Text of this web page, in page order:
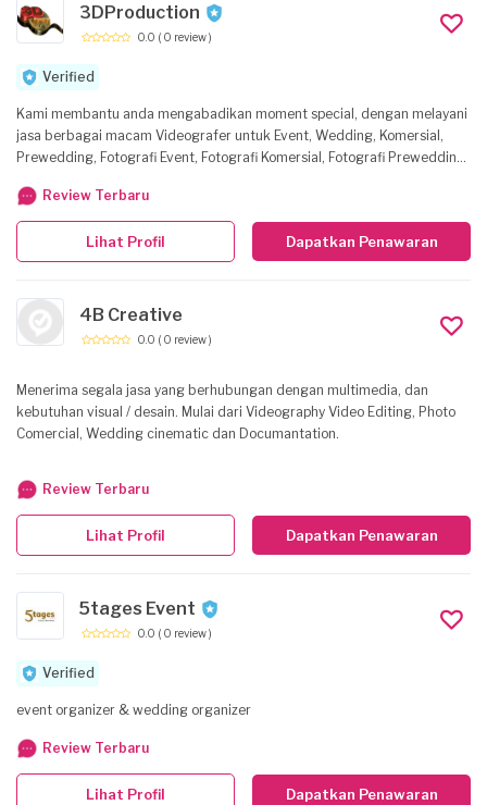
3DProduction
0.0 ( 0 review )
Verified
Kami membantu anda mengabadikan moment special, dengan melayani
jasa berbagai macam Videografer untuk Event, Wedding, Komersial,
Prewedding, Fotografi Event, Fotografi Komersial, Fotografi Prewedding,
menarik dengan jasa Fotografi Produk, maupun Fotografi Makanan.
Review Terbaru
Dapatkan Penawaran
Lihat Profil
4B Creative
0.0 ( 0 review )
Menerima segala jasa yang berhubungan dengan multimedia, dan
kebutuhan visual / desain. Mulai dari Videography Video Editing, Photo
Comercial, Wedding cinematic dan Documantation.
Review Terbaru
Dapatkan Penawaran
Lihat Profil
5tages Event
0.0 ( 0 review )
Verified
event organizer & wedding organizer
Review Terbaru
Dapatkan Penawaran
Lihat Profil